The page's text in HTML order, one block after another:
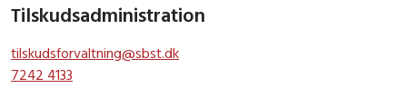
Tilskudsadministration
tilskudsforvaltning@sbst.dk
7242 4133